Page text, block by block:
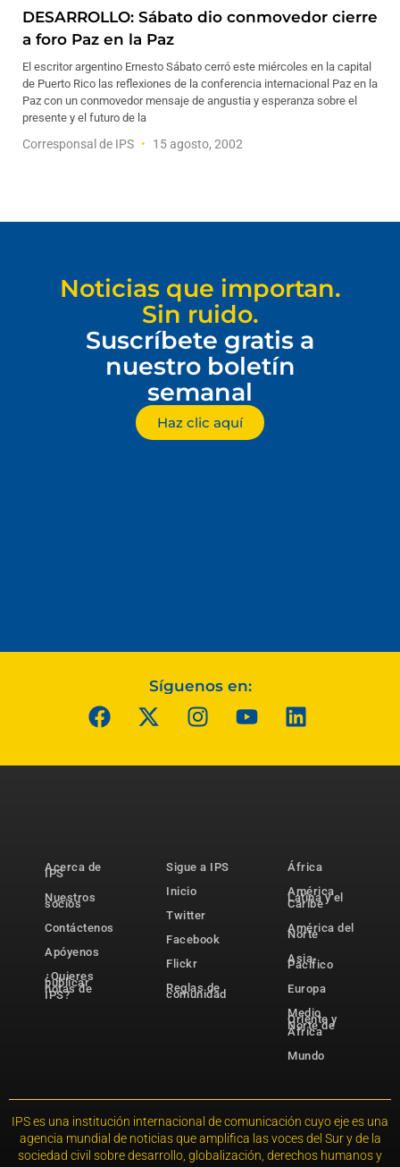
DESARROLLO: Sábato dio conmovedor cierre
a foro Paz en la Paz
El escritor argentino Ernesto Sábato cerró este miércoles en la capital
de Puerto Rico las reflexiones de la conferencia internacional Paz en la
Paz con un conmovedor mensaje de angustia y esperanza sobre el
presente y el futuro de la
Corresponsal de IPS 15 agosto, 2002
Noticias que importan.
Sin ruido.
Suscríbete gratis a
nuestro boletín
semanal
Haz clic aquí
Síguenos en:
Acerca de
IPS
Nuestros
socios
Contáctenos
Apóyenos
¿Quieres
publicar
notas de
IPS?
Sigue a IPS
Inicio
Twitter
Facebook
Flickr
Reglas de
comunidad
África
América
Latina y el
Caribe
América del
Norte
Asia-
Pacífico
Europa
Medio
Oriente y
Norte de
África
Mundo
IPS es una institución internacional de comunicación cuyo eje es una
agencia mundial de noticias que amplifica las voces del Sur y de la
sociedad civil sobre desarrollo, globalización, derechos humanos y